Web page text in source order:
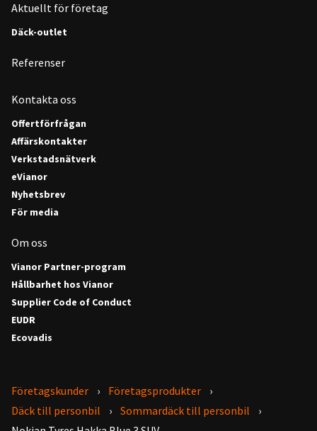
Aktuellt för företag
Däck-outlet
Referenser
Kontakta oss
Offertförfrågan
Affärskontakter
Verkstadsnätverk
eVianor
Nyhetsbrev
För media
Om oss
Vianor Partner-program
Hållbarhet hos Vianor
Supplier Code of Conduct
EUDR
Ecovadis
Företagskunder
Företagsprodukter
Däck till personbil
Sommardäck till personbil